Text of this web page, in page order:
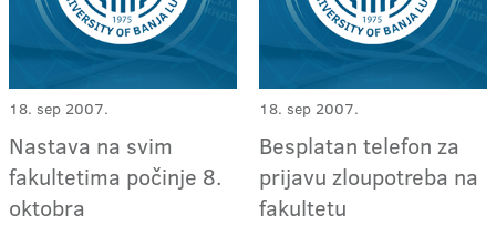
18. sep 2007.
Nastava na svim
fakultetima počinje 8.
oktobra
18. sep 2007.
Besplatan telefon za
prijavu zloupotreba na
fakultetu